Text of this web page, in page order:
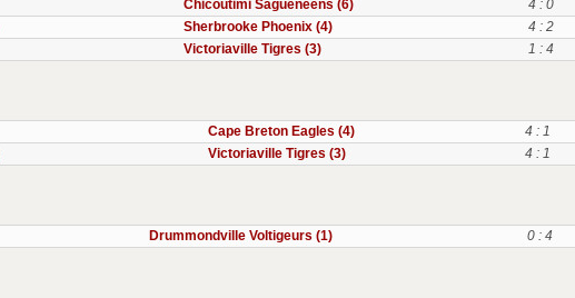
Chicoutimi Sagueneens (6)
4 : 0
Sherbrooke Phoenix (4)
4 : 2
Victoriaville Tigres (3) 1 : 4
Cape Breton Eagles (4)
4 : 1
Victoriaville Tigres (3) 4 : 1
Drummondville Voltigeurs (1) 0 : 4